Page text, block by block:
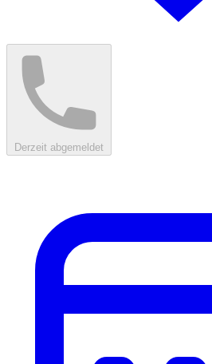
Derzeit abgemeldet